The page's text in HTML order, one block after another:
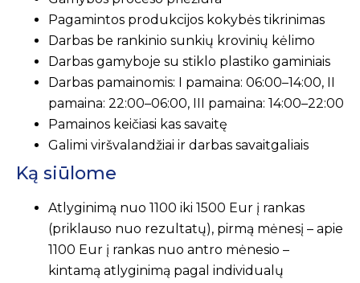
Pagamintos produkcijos kokybės tikrinimas
Darbas be rankinio sunkių krovinių kėlimo
Darbas gamyboje su stiklo plastiko gaminiais
Darbas pamainomis: I pamaina: 06:00–14:00, II
pamaina: 22:00–06:00, III pamaina: 14:00–22:00
Pamainos keičiasi kas savaitę
Galimi viršvalandžiai ir darbas savaitgaliais
Ką siūlome
Atlyginimą nuo 1100 iki 1500 Eur į rankas
(priklauso nuo rezultatų), pirmą mėnesį – apie
1100 Eur į rankas nuo antro mėnesio –
kintamą atlyginimą pagal individualų